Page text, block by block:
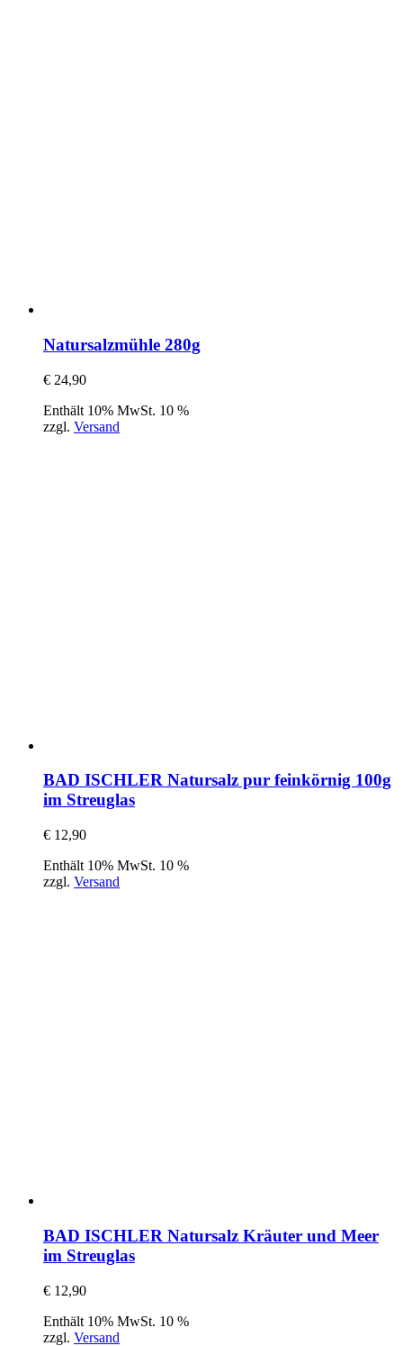
Natursalzmühle 280g
€ 24,90
Enthält 10% MwSt. 10 %
zzgl. Versand
BAD ISCHLER Natursalz pur feinkörnig 100g
im Streuglas
€ 12,90
Enthält 10% MwSt. 10 %
zzgl. Versand
BAD ISCHLER Natursalz Kräuter und Meer
im Streuglas
€ 12,90
Enthält 10% MwSt. 10 %
zzgl. Versand